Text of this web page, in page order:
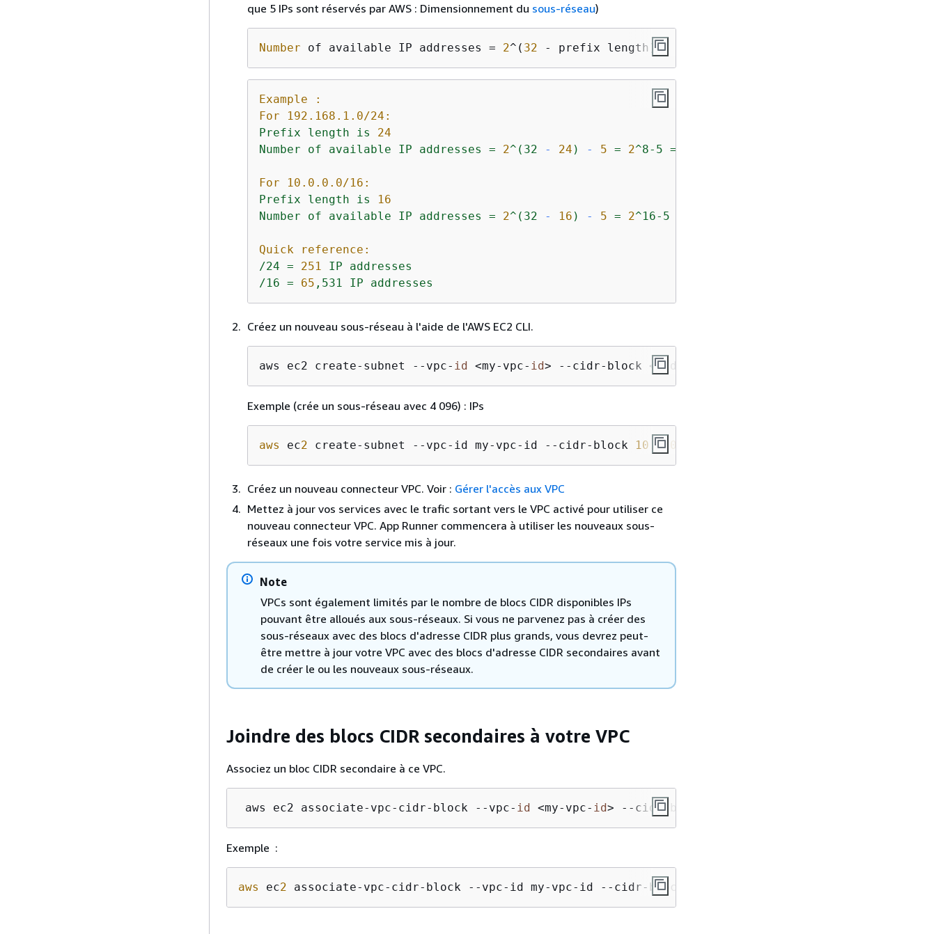
que 5 IPs sont réservés par AWS : Dimensionnement du sous-réseau)
Number of available IP addresses = 2^( 32 - prefix length) -
Example :
For 192.168.1.0/24:
Prefix
length is
24
Number
of available IP addresses = 2^(32 - 24 ) - 5 = 2^8-5 =
For 10.0.0.0/16:
Prefix
length is
16
Number
of available IP addresses = 2^(32 - 16 ) - 5 = 2^16-5
Quick reference:
/24 = 251 IP
addresses
/16 = 65 ,531 IP addresses
Créez un nouveau sous-réseau à l'aide de l'AWS EC2 CLI.
aws ec2 create-subnet --vpc- id <my-vpc- id> --cidr-block <cidr-block>
Exemple (crée un sous-réseau avec 4 096) : IPs
aws ec2 create-subnet --vpc-id my-vpc-id --cidr-block 10.0.0.0
Créez un nouveau connecteur VPC. Voir : Gérer l'accès aux VPC
Mettez à jour vos services avec le trafic sortant vers le VPC activé pour utiliser ce
nouveau connecteur VPC. App Runner commencera à utiliser les nouveaux sous-
réseaux une fois votre service mis à jour.
Note
VPCs sont également limités par le nombre de blocs CIDR disponibles IPs
pouvant être alloués aux sous-réseaux. Si vous ne parvenez pas à créer des
sous-réseaux avec des blocs d'adresse CIDR plus grands, vous devrez peut-
être mettre à jour votre VPC avec des blocs d'adresse CIDR secondaires avant
de créer le ou les nouveaux sous-réseaux.
Joindre des blocs CIDR secondaires à votre VPC
Associez un bloc CIDR secondaire à ce VPC.
aws ec2 associate-vpc-cidr-block --vpc- id <my-vpc- id> --cidr-block <cidr-block>
Exemple :
aws ec2 associate-vpc-cidr-block --vpc-id my-vpc-id --cidr-block